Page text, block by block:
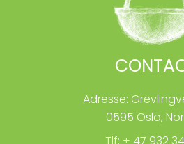
Adresse:
0595 Oslo,